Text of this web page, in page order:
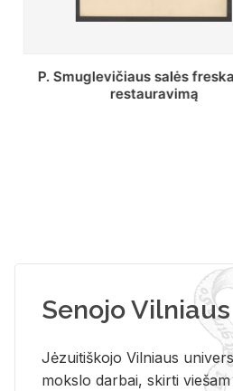
Stepono Batoro
bibliotekos Profesorių
Senojo
Jėzuitiškojo Vilniaus
mokslo darbai, skirti